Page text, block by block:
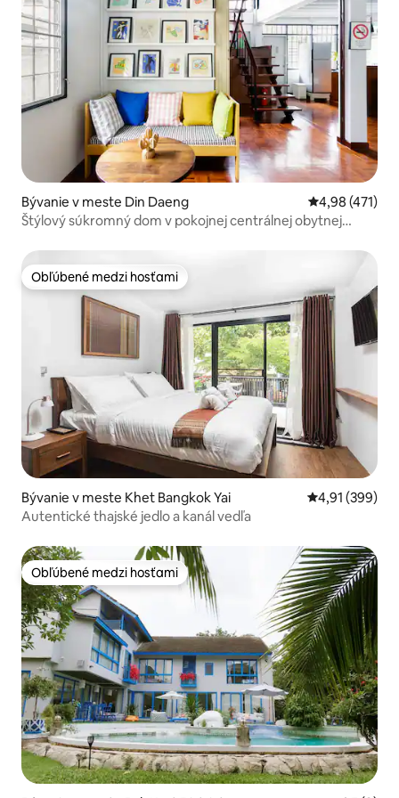
Bývanie v meste Din Daeng Priemerné
4,98 (471)
Štýlový súkromný dom v pokojnej centrálnej obytnej
Obľúbené medzi hosťami
Obľúbené medzi hosťami
Bývanie v meste Khet Bangkok Yai Priemerné
4,91 (399)
Autentické thajské jedlo a kanál vedľa
Obľúbené medzi hosťami
Obľúbené medzi hosťami